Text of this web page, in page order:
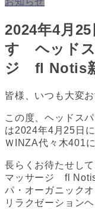
2024年4月
す ヘッドス
ジ fl Notis
皆様、いつも大変
この度、ヘッドス
は2024年4月25日
ＷINZA代々木401
長らくお待たせし
マッサージ fl Notis
パ・オーガニック
リラクゼーション